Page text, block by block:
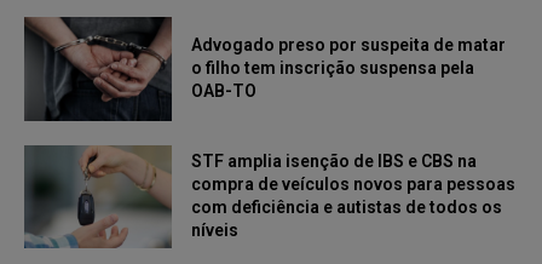
Advogado preso por suspeita de matar
o filho tem inscrição suspensa pela
OAB-TO
STF amplia isenção de IBS e CBS na
compra de veículos novos para pessoas
com deficiência e autistas de todos os
níveis